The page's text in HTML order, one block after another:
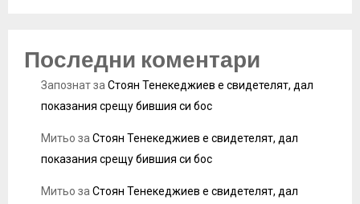
Последни коментари
Запознатза Стоян Тенекеджиев е свидетелят, дал
показания срещу бившия си бос
Митьо за Стоян Тенекеджиев е свидетелят, дал
показания срещу бившия си бос
Митьо за Стоян Тенекеджиев е свидетелят, дал